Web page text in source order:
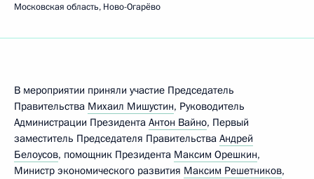
Московская область, Ново-Огарёво
В мероприятии приняли участие Председатель
Правительства Михаил Мишустин, Руководитель
Администрации Президента Антон Вайно, Первый
заместитель Председателя Правительства Андрей
Белоусов, помощник Президента Максим Орешкин,
Министр экономического развития Максим Решетников,